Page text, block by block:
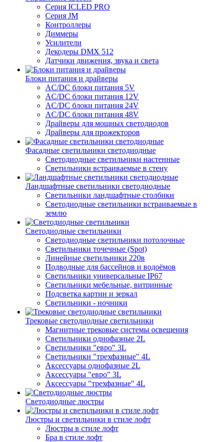
Серия ICLED PRO
Серия JM
Контроллеры
Диммеры
Усилители
Декодеры DMX 512
Датчики движения, звука и света
Блоки питания и драйверы
AC/DC блоки питания 5V
AC/DC блоки питания 12V
AC/DC блоки питания 24V
AC/DC блоки питания 48V
Драйверы для мощных светодиодов
Драйверы для прожекторов
Фасадные светильники светодиодные
Светодиодные светильники настенные
Светильники встраиваемые в стену
Ландшафтные светильники светодиодные
Светильники ландшафтные столбики
Светодиодные светильники встраиваемые в
землю
Светодиодные светильники
Светодиодные светильники потолочные
Светильники точечные (Spot)
Линейные светильники 220в
Подводные для бассейнов и водоёмов
Светильники универсальные IP67
Светильники мебельные, витринные
Подсветка картин и зеркал
Светильники - ночники
Трековые светодиодные светильники
Магнитные трековые системы освещения
Светильники однофазные 2L
Светильники "евро" 3L
Светильники "трехфазные" 4L
Аксессуары однофазные 2L
Аксессуары "евро" 3L
Аксессуары "трехфазные" 4L
Светодиодные люстры
Люстры и светильники в стиле лофт
Люстры в стиле лофт
Бра в стиле лофт